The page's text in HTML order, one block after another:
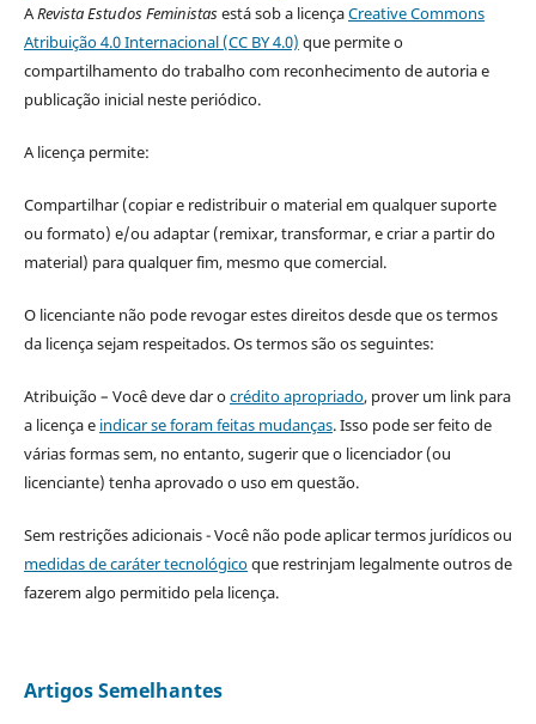
ARevista Estudos Feministasestá sob a licençaCreative Commons
Atribuição 4.0 Internacional (CC BY 4.0) que permite o
compartilhamento do trabalho com reconhecimento de autoria e
publicação inicial neste periódico.
A licença permite:
Compartilhar (copiar e redistribuir o material em qualquer suporte
ou formato) e/ou adaptar (remixar, transformar, e criar a partir do
material) para qualquer fim, mesmo que comercial.
O licenciante não pode revogar estes direitos desde que os termos
da licença sejam respeitados. Os termos são os seguintes:
Atribuição – Você deve dar ocrédito apropriado, prover um link para
a licença e indicar se foram feitas mudanças. Isso pode ser feito de
várias formas sem, no entanto, sugerir que o licenciador (ou
licenciante) tenha aprovado o uso em questão.
Sem restrições adicionais - Você não pode aplicar termos jurídicos ou
medidas de caráter tecnológicoque restrinjam legalmente outros de
fazerem algo permitido pela licença.
Artigos Semelhantes